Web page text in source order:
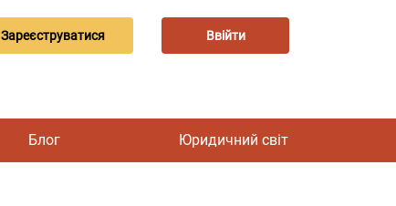
Зареєструватися Ввійти
Блог Юридичний світ